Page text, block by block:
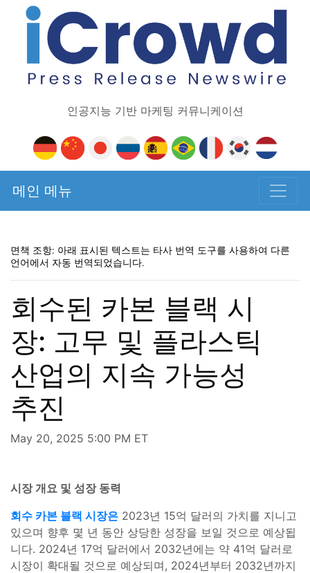
인공지능 기반 마케팅 커뮤니케이션
메인 메뉴
면책 조항: 아래 표시된 텍스트는 타사 번역 도구를 사용하여 다른
언어에서 자동 번역되었습니다.
회수된 카본 블랙 시
장: 고무 및 플라스틱
산업의 지속 가능성
추진
May 20, 2025 5:00 PM ET
시장 개요 및 성장 동력
회수 카본 블랙 시장은 2023년 15억 달러의 가치를 지니고
있으며 향후 몇 년 동안 상당한 성장을 보일 것으로 예상됩
니다. 2024년 17억 달러에서 2032년에는 약 41억 달러로
시장이 확대될 것으로 예상되며, 2024년부터 2032년까지